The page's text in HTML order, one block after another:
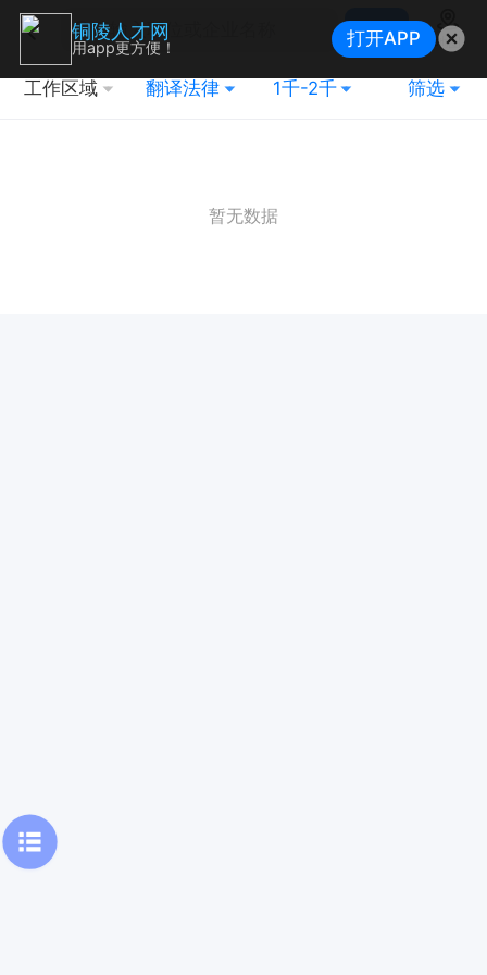
搜索
地图
工作区域 翻译法律 1千-2千 筛选
暂无数据
铜陵人才网
用app更方便！ 打开APP